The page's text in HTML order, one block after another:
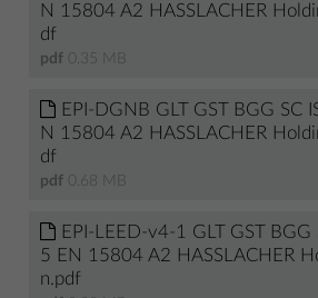
N 15804 A2 HASSLACHER
df
pdf 0.35 MB
EPI-DGNB GLT GST BGG SC
N 15804 A2 HASSLACHER
df
pdf 0.68 MB
EPI-LEED-v4-1 GLT GST BGG
5 EN 15804 A2 HASSLACHER
n.pdf